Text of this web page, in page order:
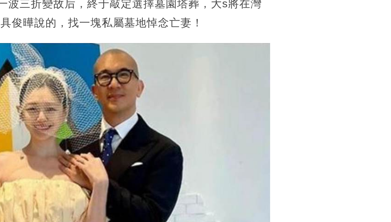
波三折變故后，終于敲定選擇墓園塔葬，大s將在灣
俊曄說的，找一塊私屬墓地悼念亡妻！